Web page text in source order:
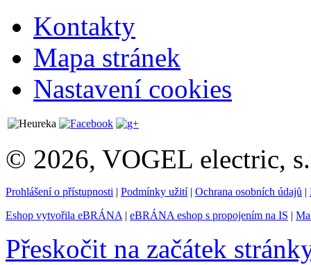
Kontakty
Mapa stránek
Nastavení cookies
© 2026, VOGEL electric,
Prohlášení o přístupnosti | Podmínky užití| Ochrana osobních údajů |
Eshop vytvořila eBRÁNA | eBRÁNA eshop s propojením na IS |
Přeskočit na začátek